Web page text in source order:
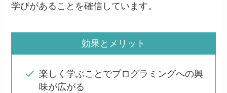
学びがあることを確信しています。
効果とメリット
楽しく学ぶことでプログラミングへの興
味が広がる